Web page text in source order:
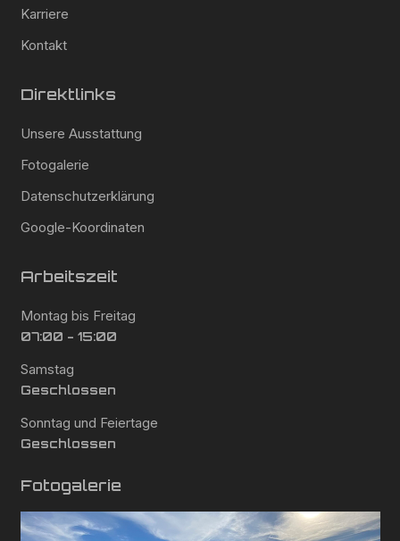
Karriere
Kontakt
Direktlinks
Unsere Ausstattung
Fotogalerie
Datenschutzerklärung
Google-Koordinaten
Arbeitszeit
Montag bis Freitag
07:00 - 15:00
Samstag
Geschlossen
Sonntag und Feiertage
Geschlossen
Fotogalerie